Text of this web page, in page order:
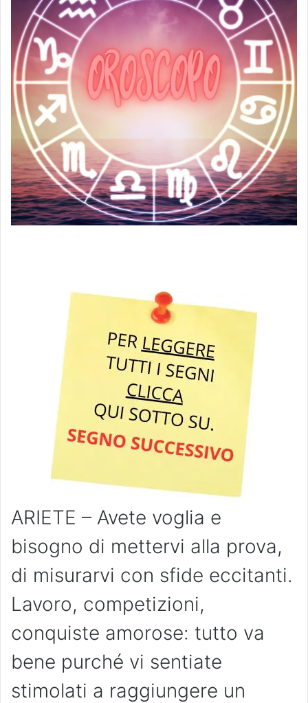
ARIETE – Avete voglia e
bisogno di mettervi alla prova,
di misurarvi con sfide eccitanti.
Lavoro, competizioni,
conquiste amorose: tutto va
bene purché vi sentiate
stimolati a raggiungere un